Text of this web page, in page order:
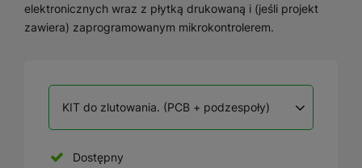
elektronicznych wraz z płytką drukowaną i (jeśli projekt
zawiera) zaprogramowanym mikrokontrolerem.
KIT do zlutowania. (PCB + podzespoły)
Dostępny